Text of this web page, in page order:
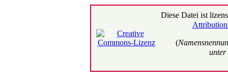
Diese Datei ist
(
unter